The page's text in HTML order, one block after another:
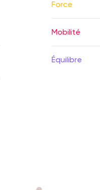
Force
Mobilité
Équilibre